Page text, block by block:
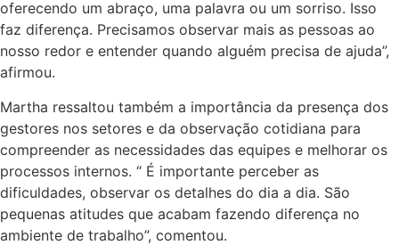
oferecendo um abraço, uma palavra ou um sorriso. Isso
faz diferença. Precisamos observar mais as pessoas ao
nosso redor e entender quando alguém precisa de ajuda”,
afirmou.
Martha ressaltou também a importância da presença dos
gestores nos setores e da observação cotidiana para
compreender as necessidades das equipes e melhorar os
processos internos. “ É importante perceber as
dificuldades, observar os detalhes do dia a dia. São
pequenas atitudes que acabam fazendo diferença no
ambiente de trabalho”, comentou.